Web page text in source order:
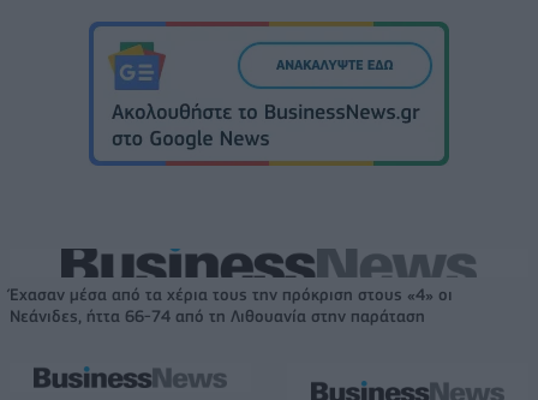
Έχασαν μέσα από τα χέρια τους την πρόκριση στους «4» οι
Νεάνιδες, ήττα 66-74 από τη Λιθουανία στην παράταση